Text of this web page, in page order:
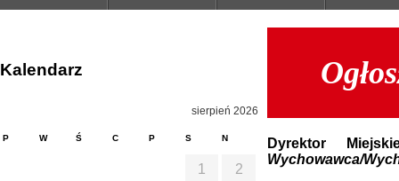
Dyrektor
Wychowawca/
Kalendarz
sierpień 2026
P W Ś C P S N
1 2